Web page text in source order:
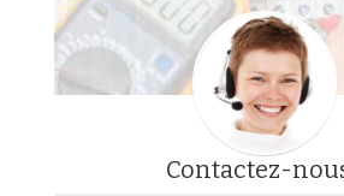
Contactez-